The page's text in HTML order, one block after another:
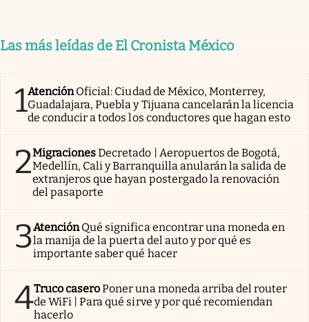
Las más leídas de El Cronista México
1AtenciónOficial: Ciudad de México, Monterrey,
Guadalajara, Puebla y Tijuana cancelarán la licencia
de conducir a todos los conductores que hagan esto
2MigracionesDecretado | Aeropuertos de Bogotá,
Medellín, Cali y Barranquilla anularán la salida de
extranjeros que hayan postergado la renovación
del pasaporte
3AtenciónQué significa encontrar una moneda en
la manija de la puerta del auto y por qué es
importante saber qué hacer
4Truco caseroPoner una moneda arriba del router
de WiFi | Para qué sirve y por qué recomiendan
hacerlo